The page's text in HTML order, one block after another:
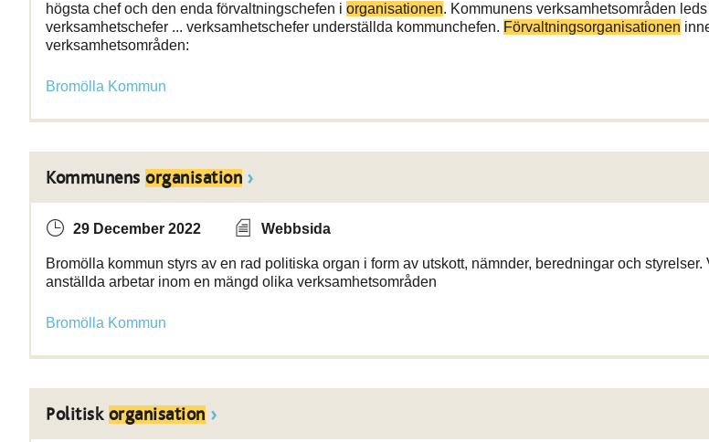
högsta chef och den enda förvaltningschefen i organisationen. Kommunens verksamhetsområden
verksamhetschefer ... verksamhetschefer underställda kommunchefen. Förvaltningsorganisationen
verksamhetsområden:
Bromölla Kommun
Kommunens organisation
29 December 2022 Webbsida
Bromölla kommun styrs av en rad politiska organ i form av utskott, nämnder, beredningar och styrelser.
anställda arbetar inom en mängd olika verksamhetsområden
Bromölla Kommun
Politisk organisation